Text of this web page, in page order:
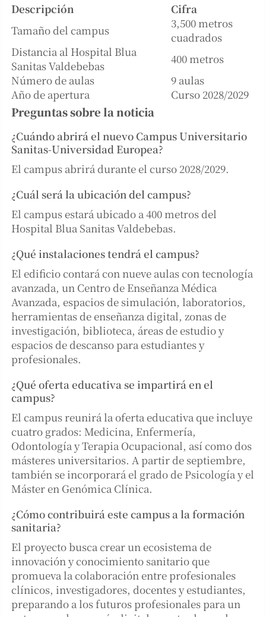
Descripción
Cifra
Tamaño del campus
3,500 metros
cuadrados
Distancia al Hospital Blua
Sanitas Valdebebas
400 metros
Número de aulas
9 aulas
Año de apertura
Curso 2028/2029
Preguntas sobre la noticia
¿Cuándo abrirá el nuevo Campus Universitario
Sanitas-Universidad Europea?
El campus abrirá durante el curso 2028/2029.
¿Cuál será la ubicación del campus?
El campus estará ubicado a 400 metros del
Hospital Blua Sanitas Valdebebas.
¿Qué instalaciones tendrá el campus?
El edificio contará con nueve aulas con tecnología
avanzada, un Centro de Enseñanza Médica
Avanzada, espacios de simulación, laboratorios,
herramientas de enseñanza digital, zonas de
investigación, biblioteca, áreas de estudio y
espacios de descanso para estudiantes y
profesionales.
¿Qué oferta educativa se impartirá en el
campus?
El campus reunirá la oferta educativa que incluye
cuatro grados: Medicina, Enfermería,
Odontología y Terapia Ocupacional, así como dos
másteres universitarios. A partir de septiembre,
también se incorporará el grado de Psicología y el
Máster en Genómica Clínica.
¿Cómo contribuirá este campus a la formación
sanitaria?
El proyecto busca crear un ecosistema de
innovación y conocimiento sanitario que
promueva la colaboración entre profesionales
clínicos, investigadores, docentes y estudiantes,
preparando a los futuros profesionales para un